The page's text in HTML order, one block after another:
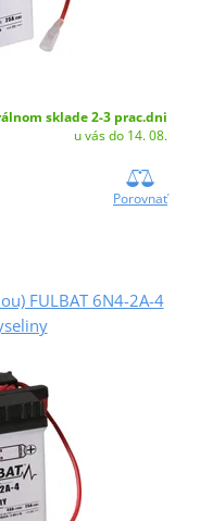
sklade 2-3 prac.dni
u vás do 14. 08.
Porovnať
FULBAT 6N4-2A-4